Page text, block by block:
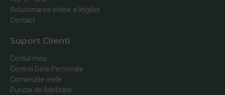
Solutionarea online a litigiilor
Contact
Suport Clienti
Contul meu
Control Date Personale
Comenzile mele
Puncte de fidelitate